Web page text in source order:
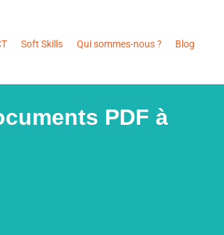
Soft Skills Qui sommes-nous ? Blog
PDF à